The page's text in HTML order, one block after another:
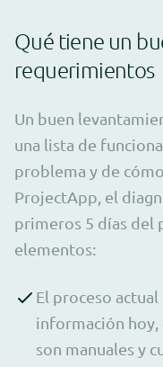
Qué tiene un
requerimientos
Un buen
una lista de
problema y de
ProjectApp, el
primeros 5 días del
elementos:
El proceso
información hoy,
son manuales y